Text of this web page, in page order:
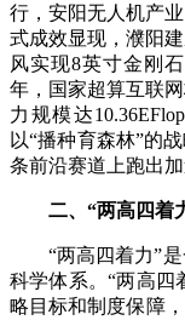
行，安阳无人机产
式成效显现，濮阳
风实现8英寸金刚
年，国家超算互联
力规模达
以“播种育森林”的
条前沿赛道上跑出加
二、“两高四着
“两高四着力”
科学体系。“两高四
略目标和制度保障